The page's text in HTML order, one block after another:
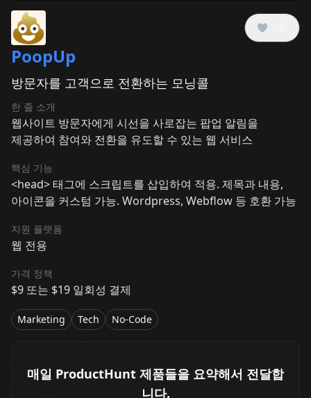
PoopUp
방문자를 고객으로 전환하는 모닝콜
한 줄 소개
웹사이트 방문자에게 시선을 사로잡는 팝업 알림을
제공하여 참여와 전환을 유도할 수 있는 웹 서비스
핵심 기능
<head> 태그에 스크립트를 삽입하여 적용. 제목과 내용,
아이콘을 커스텀 가능. Wordpress, Webflow 등 호환 가능
지원 플랫폼
웹 전용
가격 정책
$9 또는 $19 일회성 결제
Marketing Tech No-Code
매일 ProductHunt 제품들을 요약해서 전달합
니다.